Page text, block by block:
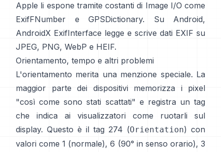
Apple li espone tramite costanti di Image I/O come
ExifFNumber
e GPSDictionary. Su Android,
AndroidX ExifInterface legge e scrive dati EXIF su
JPEG, PNG, WebP e HEIF.
Orientamento, tempo e altri problemi
L'orientamento merita una menzione speciale. La
maggior parte dei dispositivi memorizza i pixel
"così come sono stati scattati" e registra un tag
che indica ai visualizzatori come ruotarli sul
display. Questo è il tag 274 (Orientation) con
valori come 1 (normale), 6 (90° in senso orario), 3